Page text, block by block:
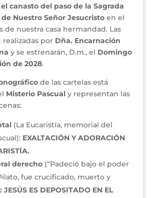
canasto del paso de la Sagrada
Nuestro Señor Jesucristoen el
de nuestra casa hermandad. Las
realizadas por Dña. Encarnación
y se estrenarán, D.m., el Domingo
de 2028.
de las cartelas está
Misterio Pascual y representan las
(La Eucaristía, memorial del
EXALTACIÓN Y ADORACIÓN
derecho(“Padeció bajo el poder
fue crucificado, muerto y
: JESÚS ES DEPOSITADO EN EL